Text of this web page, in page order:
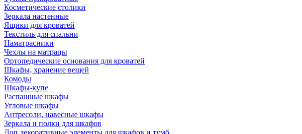
Косметические столики
Зеркала настенные
Ящики для кроватей
Текстиль для спальни
Наматрасники
Чехлы на матрацы
Ортопедические основания для кроватей
Шкафы, хранение вещей
Комоды
Шкафы-купе
Распашные шкафы
Угловые шкафы
Антресоли, навесные шкафы
Зеркала и полки для шкафов
Доп.декоративные элементы для шкафов и тумб